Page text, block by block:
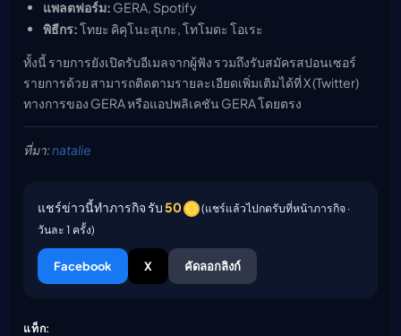
แพลตฟอร์ม: GERA, Spotify
พิธีกร:โทยะ คิคุโนะสุเกะ, โทโมดะ โอเระ
ทั้งนี้ รายการยังเปิดรับอีเมลจากผู้ฟัง รวมถึงรับสมัครสปอนเซอร์
รายการด้วย สามารถติดตามรายละเอียดเพิ่มเติมได้ที่ X (Twitter)
ทางการของ GERA หรือแอปพลิเคชัน GERA โดยตรง
ที่มา:natalie
แชร์ข่าวนี้ทำภารกิจ รับ50
(แชร์แล้วไปกดรับที่หน้าภารกิจ ·
วันละ 1 ครั้ง)
Facebook X คัดลอกลิงก์
แท็ก: